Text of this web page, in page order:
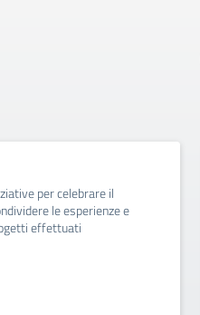
per celebrare il
le esperienze e
effettuati